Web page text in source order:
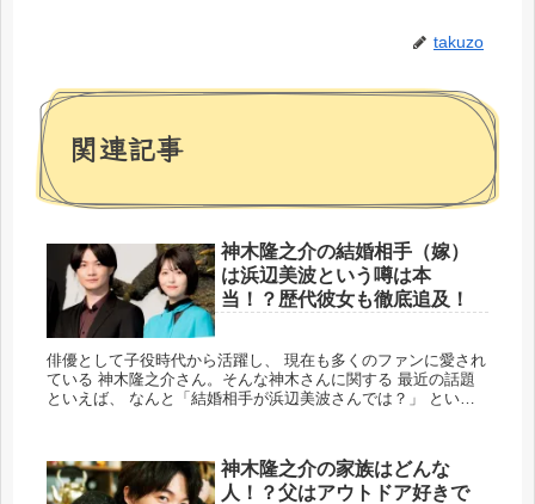
takuzo
関連記事
神木隆之介の結婚相手（嫁）
は浜辺美波という噂は本
当！？歴代彼女も徹底追及！
俳優として子役時代から活躍し、 現在も多くのファンに愛され
ている 神木隆之介さん。そんな神木さんに関する 最近の話題
といえば、 なんと「結婚相手が浜辺美波さんでは？」 という
神木隆之介の家族はどんな
人！？父はアウトドア好きで